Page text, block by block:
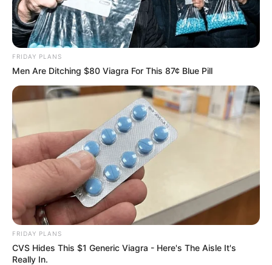
FRIDAY PLANS
Men Are Ditching $80 Viagra For This 87¢ Blue Pill
FRIDAY PLANS
CVS Hides This $1 Generic Viagra - Here's The Aisle It's
Really In.